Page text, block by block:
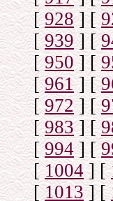
[928] [
[939] [
[950] [
[961] [
[972] [
[983] [
[994] [
[1004] [
[1013] [